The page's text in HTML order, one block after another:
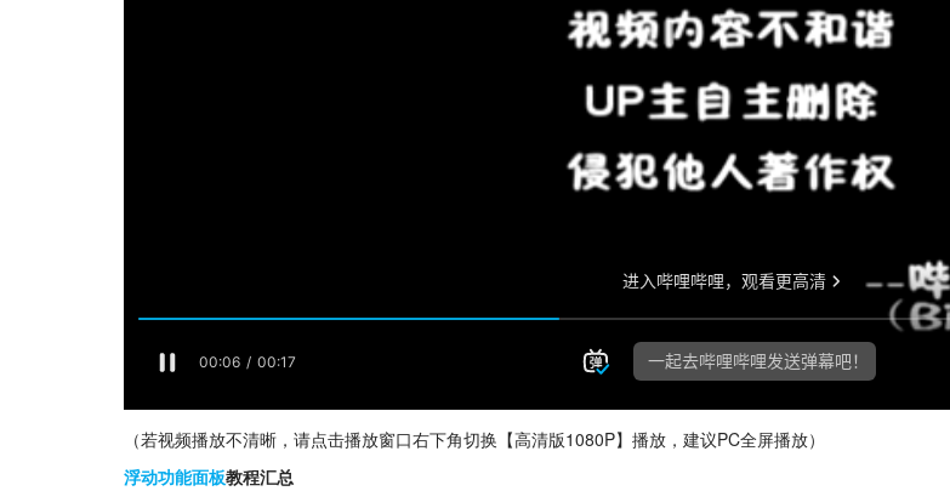
（若视频播放不清晰，请点击播放窗口右下角切换【高清版1080P】播放，建议PC全屏播放）
浮动功能面板教程汇总